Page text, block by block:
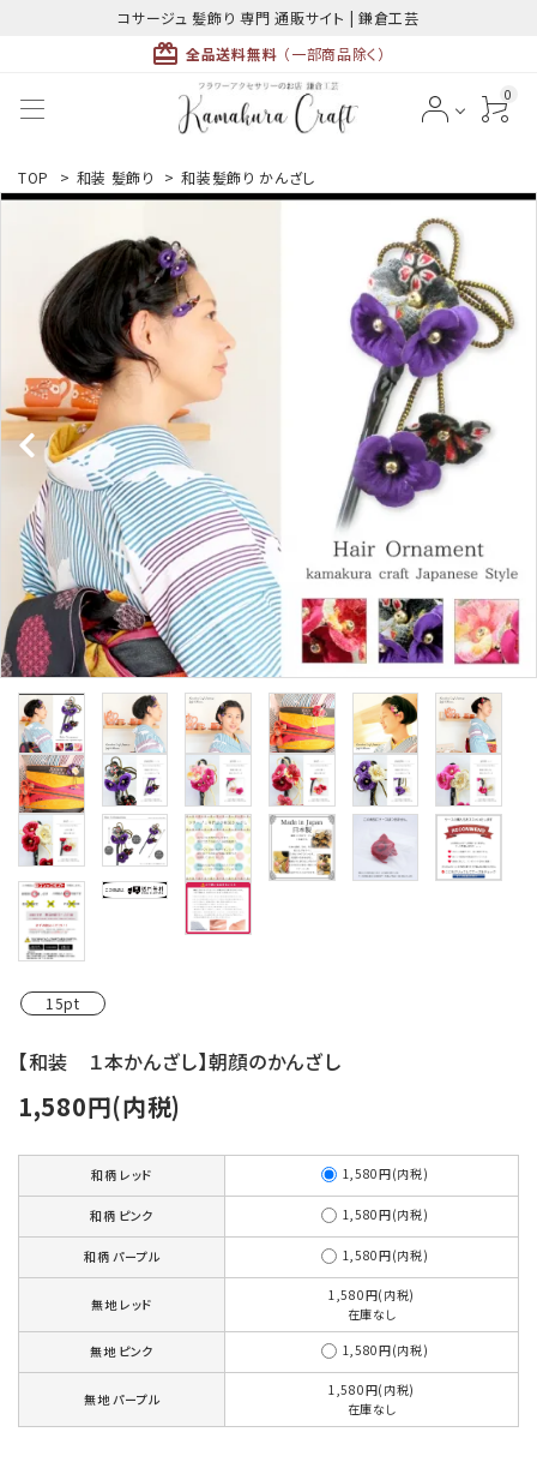
コサージュ 髪飾り 専門 通販サイト | 鎌倉工芸
card_giftcard 全品送料無料 （一部商品除く）
0
ACCOUNT MENU
ようこそ ゲスト 様
ログイン person
最近チェックした商品
カテゴリーから探す
コサージュの色から探す
和装髪飾りの色から探す
シーンから探す
コンテンツ
TOP > 和装 髪飾り > 和装髪飾り かんざし
15pt
【和装 １本かんざし】朝顔のかんざし
1,580円(内税)
和柄 レッド 1,580円(内税)
和柄 ピンク 1,580円(内税)
和柄 パープル 1,580円(内税)
無地 レッド
1,580円(内税)
在庫なし
無地 ピンク 1,580円(内税)
無地 パープル
1,580円(内税)
在庫なし